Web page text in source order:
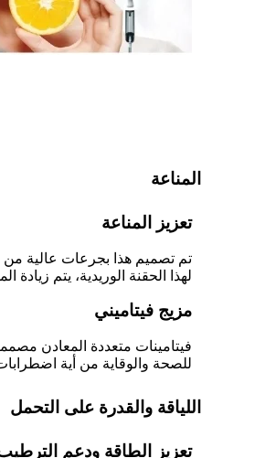
المناعة
تعزيز المناعة
تم تصميم هذا بجرعات عالية من
لهذا الحقنة الوريدية، يتم
مزيج فيتاميني
فيتامينات متعددة المعادن
للصحة والوقاية من أية
اللياقة والقدرة على التحمل
تعزيز الطاقة ودعم الترطيب